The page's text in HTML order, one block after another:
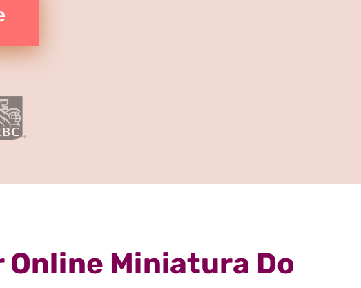
Online Miniatura Do